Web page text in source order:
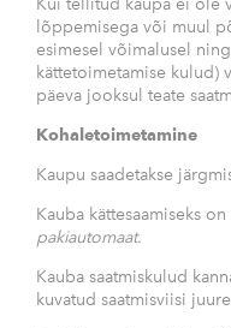
Kui tellitud kaupa ei ole
lõppemisega või muul
esimesel võimalusel
kättetoimetamise kulud)
päeva jooksul teate
Kohaletoimetamine
Kaupu saadetakse
Kauba kättesaamiseks
pakiautomaat.
Kauba saatmiskulud
kuvatud saatmisviisi